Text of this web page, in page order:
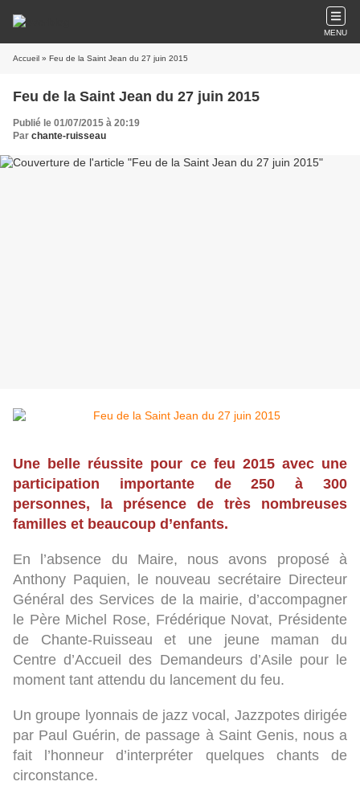
MENU
Accueil » Feu de la Saint Jean du 27 juin 2015
Feu de la Saint Jean du 27 juin 2015
Publié le 01/07/2015 à 20:19
Par chante-ruisseau
Une belle réussite pour ce feu 2015 avec une
participation importante de 250 à 300
personnes, la présence de très nombreuses
familles et beaucoup d’enfants.
En l’absence du Maire, nous avons proposé à
Anthony Paquien, le nouveau secrétaire Directeur
Général des Services de la mairie, d’accompagner
le Père Michel Rose, Frédérique Novat, Présidente
de Chante-Ruisseau et une jeune maman du
Centre d’Accueil des Demandeurs d’Asile pour le
moment tant attendu du lancement du feu.
Un groupe lyonnais de jazz vocal, Jazzpotes dirigée
par Paul Guérin, de passage à Saint Genis, nous a
fait l’honneur d’interpréter quelques chants de
circonstance.